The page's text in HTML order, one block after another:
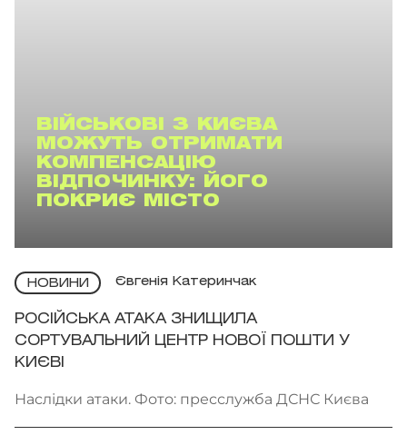
ВІЙСЬКОВІ З КИЄВА
МОЖУТЬ ОТРИМАТИ
КОМПЕНСАЦІЮ
ВІДПОЧИНКУ: ЙОГО
ПОКРИЄ МІСТО
НОВИНИ Євгенія Катеринчак
РОСІЙСЬКА АТАКА ЗНИЩИЛА
СОРТУВАЛЬНИЙ ЦЕНТР НОВОЇ ПОШТИ У
КИЄВІ
Наслідки атаки. Фото: пресслужба ДСНС Києва